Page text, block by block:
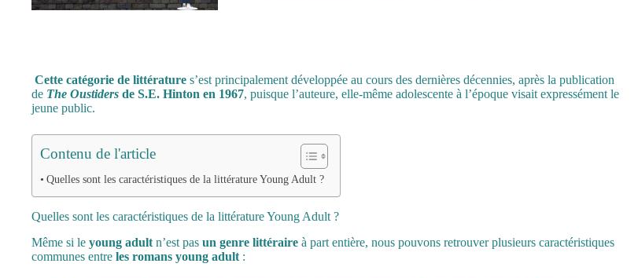
Cette catégorie de littérature s’est principalement développée au cours des dernières décennies, après la publication
de The Oustiders de S.E. Hinton en 1967, puisque l’auteure, elle-même adolescente à l’époque visait expressément le
jeune public.
Contenu de l'article
Quelles sont les caractéristiques de la littérature Young Adult ?
Quelles sont les caractéristiques de la littérature Young Adult ?
Même si le young adult n’est pas un genre littéraire à part entière, nous pouvons retrouver plusieurs caractéristiques
communes entre les romans young adult :